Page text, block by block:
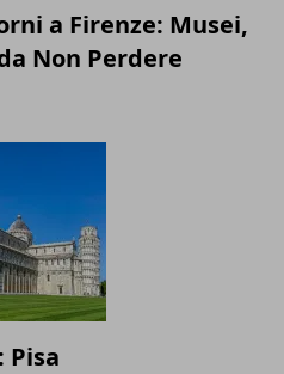
a Firenze: Musei,
Non Perdere
Pisa